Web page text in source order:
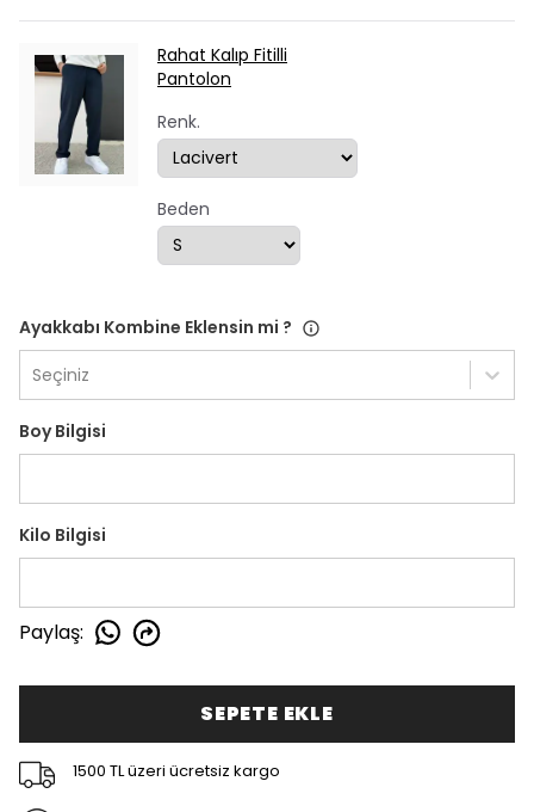
Rahat Kalıp Fitilli
Pantolon
Renk.
Beden
Ayakkabı Kombine Eklensin mi ?
Seçiniz
Boy Bilgisi
Kilo Bilgisi
Paylaş:
SEPETE EKLE
1500 TL üzeri ücretsiz kargo